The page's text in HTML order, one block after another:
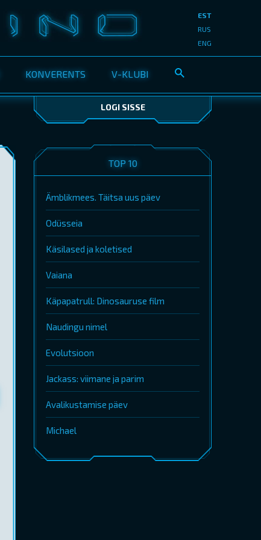
KONVERENTS V-KLUBI
EST
RUS
ENG
LOGI SISSE
TOP 10
Ämblikmees. Täitsa uus päev
Odüsseia
Käsilased ja koletised
Vaiana
Käpapatrull: Dinosauruse film
Naudingu nimel
Evolutsioon
Jackass: viimane ja parim
Avalikustamise päev
Michael